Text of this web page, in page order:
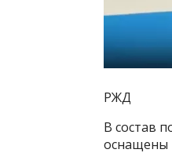
РЖД
В состав
оснащены